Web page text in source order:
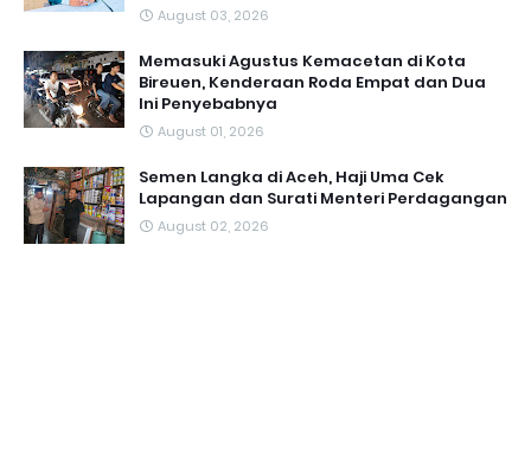
August 03, 2026
Memasuki Agustus Kemacetan di Kota
Bireuen, Kenderaan Roda Empat dan Dua
Ini Penyebabnya
August 01, 2026
Semen Langka di Aceh, Haji Uma Cek
Lapangan dan Surati Menteri Perdagangan
August 02, 2026